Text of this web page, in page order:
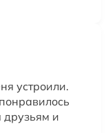
устроили.
и